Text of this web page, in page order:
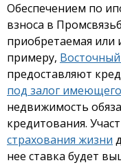
Обеспечением по
взноса в
приобретаемая
примеру,
предоставляют
под залог
недвижимость
кредитования.
страхования жизни
нее ставка будет